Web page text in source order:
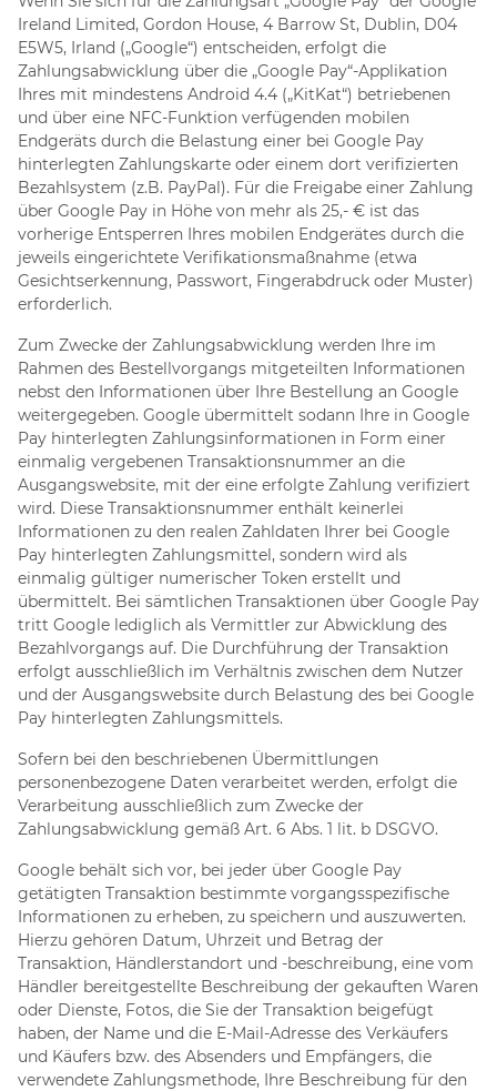
Ireland Limited, Gordon House, 4 Barrow St, Dublin, D04
E5W5, Irland („Google“) entscheiden, erfolgt die
Zahlungsabwicklung über die „Google Pay“-Applikation
Ihres mit mindestens Android 4.4 („KitKat“) betriebenen
und über eine NFC-Funktion verfügenden mobilen
Endgeräts durch die Belastung einer bei Google Pay
hinterlegten Zahlungskarte oder einem dort verifizierten
Bezahlsystem (z.B. PayPal). Für die Freigabe einer Zahlung
über Google Pay in Höhe von mehr als 25,- € ist das
vorherige Entsperren Ihres mobilen Endgerätes durch die
jeweils eingerichtete Verifikationsmaßnahme (etwa
Gesichtserkennung, Passwort, Fingerabdruck oder Muster)
erforderlich.
Zum Zwecke der Zahlungsabwicklung werden Ihre im
Rahmen des Bestellvorgangs mitgeteilten Informationen
nebst den Informationen über Ihre Bestellung an Google
weitergegeben. Google übermittelt sodann Ihre in Google
Pay hinterlegten Zahlungsinformationen in Form einer
einmalig vergebenen Transaktionsnummer an die
Ausgangswebsite, mit der eine erfolgte Zahlung verifiziert
wird. Diese Transaktionsnummer enthält keinerlei
Informationen zu den realen Zahldaten Ihrer bei Google
Pay hinterlegten Zahlungsmittel, sondern wird als
einmalig gültiger numerischer Token erstellt und
übermittelt. Bei sämtlichen Transaktionen über Google Pay
tritt Google lediglich als Vermittler zur Abwicklung des
Bezahlvorgangs auf. Die Durchführung der Transaktion
erfolgt ausschließlich im Verhältnis zwischen dem Nutzer
und der Ausgangswebsite durch Belastung des bei Google
Pay hinterlegten Zahlungsmittels.
Sofern bei den beschriebenen Übermittlungen
personenbezogene Daten verarbeitet werden, erfolgt die
Verarbeitung ausschließlich zum Zwecke der
Zahlungsabwicklung gemäß Art. 6 Abs. 1 lit. b DSGVO.
Google behält sich vor, bei jeder über Google Pay
getätigten Transaktion bestimmte vorgangsspezifische
Informationen zu erheben, zu speichern und auszuwerten.
Hierzu gehören Datum, Uhrzeit und Betrag der
Transaktion, Händlerstandort und -beschreibung, eine vom
Händler bereitgestellte Beschreibung der gekauften Waren
oder Dienste, Fotos, die Sie der Transaktion beigefügt
haben, der Name und die E-Mail-Adresse des Verkäufers
und Käufers bzw. des Absenders und Empfängers, die
verwendete Zahlungsmethode, Ihre Beschreibung für den